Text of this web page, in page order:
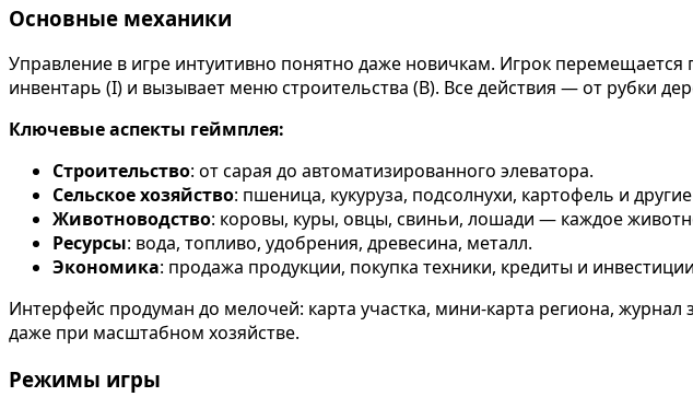
Основные механики
Управление в игре интуитивно понятно даже новичкам. Игрок перемещается
инвентарь (I) и вызывает меню строительства (B). Все действия — от рубки
Ключевые аспекты геймплея:
Строительство: от сарая до автоматизированного элеватора.
Сельское хозяйство: пшеница, кукуруза, подсолнухи, картофель и
Животноводство: коровы, куры, овцы, свиньи, лошади — каждое
Ресурсы: вода, топливо, удобрения, древесина, металл.
Экономика: продажа продукции, покупка техники, кредиты и
Интерфейс продуман до мелочей: карта участка, мини-карта региона,
даже при масштабном хозяйстве.
Режимы игры